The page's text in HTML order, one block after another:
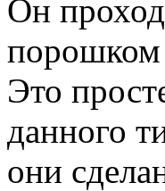
Он
порошком
Это
данного
они